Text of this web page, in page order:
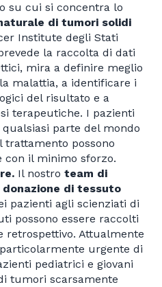
su cui si concentra lo
di tumori solidi
Institute degli Stati
la raccolta di dati
mira a definire meglio
malattia, a identificare i
del risultato e a
terapeutiche. I pazienti
parte del mondo
trattamento possono
con il minimo sforzo.
Il nostro team di
donazione di tessuto
pazienti agli scienziati di
possono essere raccolti
retrospettivo. Attualmente
urgente di
pediatrici e giovani
tumori scarsamente